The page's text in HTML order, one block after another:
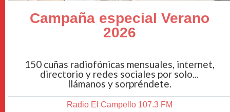
Campaña especial Verano
2026
150 cuñas radiofónicas mensuales, internet,
directorio y redes sociales por solo...
llámanos y sorpréndete.
Radio El Campello 107.3 FM